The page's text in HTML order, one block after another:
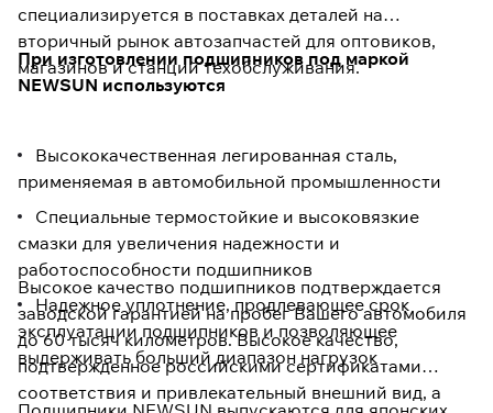
специализируется в поставках деталей на
вторичный рынок автозапчастей для оптовиков,
магазинов и станций техобслуживания.
При изготовлении подшипников под маркой
NEWSUN используются
Высококачественная легированная сталь,
применяемая в автомобильной промышленности
Специальные термостойкие и высоковязкие
смазки для увеличения надежности и
работоспособности подшипников
Надежное уплотнение, продлевающее срок
эксплуатации подшипников и позволяющее
выдерживать больший диапазон нагрузок
Высокое качество подшипников подтверждается
заводской гарантией на пробег Вашего автомобиля
до 60 тысяч километров. Высокое качество,
подтвержденное российскими сертификатами
соответствия и привлекательный внешний вид, а